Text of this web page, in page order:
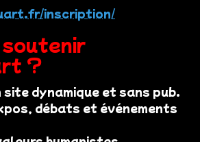
inscription/
?
site dynamique et sans pub.
débats et événements